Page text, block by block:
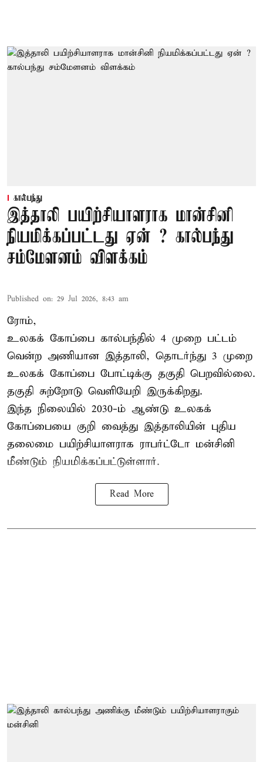
கால்பந்து
இத்தாலி பயிற்சியாளராக மான்சினி
நியமிக்கப்பட்டது ஏன் ? கால்பந்து
சம்மேளனம் விளக்கம்
Published on: 29 Jul 2026, 8:43 am
ரோம்,
உலகக் கோப்பை கால்பந்தில் 4 முறை பட்டம்
வென்ற அணியான இத்தாலி, தொடர்ந்து 3 முறை
உலகக் கோப்பை போட்டிக்கு தகுதி பெறவில்லை.
தகுதி சுற்றோடு வெளியேறி இருக்கிறது.
இந்த நிலையில் 2030-ம் ஆண்டு உலகக்
கோப்பையை குறி வைத்து இத்தாலியின் புதிய
தலைமை பயிற்சியாளராக ராபர்ட்டோ மன்சினி
மீண்டும் நியமிக்கப்பட்டுள்ளார்.
Read More